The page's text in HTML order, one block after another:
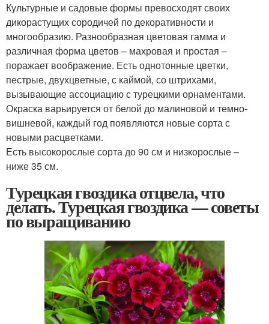
Культурные и садовые формы превосходят своих
дикорастущих сородичей по декоративности и
многообразию. Разнообразная цветовая гамма и
различная форма цветов – махровая и простая –
поражает воображение. Есть однотонные цветки,
пестрые, двухцветные, с каймой, со штрихами,
вызывающие ассоциацию с турецкими орнаментами.
Окраска варьируется от белой до малиновой и темно-
вишневой, каждый год появляются новые сорта с
новыми расцветками.
Есть высокорослые сорта до 90 см и низкорослые –
ниже 35 см.
Турецкая гвоздика отцвела, что
делать. Турецкая гвоздика — советы
по выращиванию